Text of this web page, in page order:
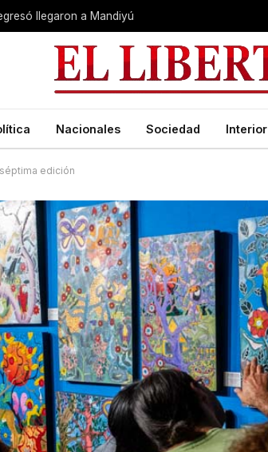
llegaron a Mandiyú
Nacionales Sociedad Interior
edición